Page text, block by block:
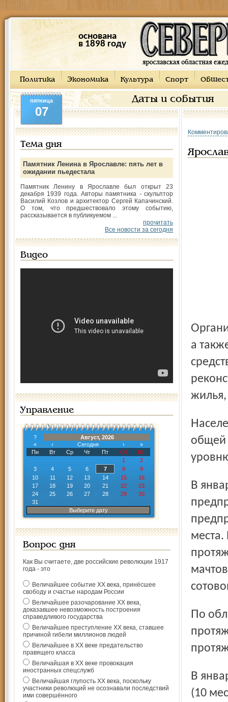
основана
в 1898 году
Политика Экономика Культура Спорт
Даты и события
пятница
07
Тема дня
Памятник Ленина в Ярославле: пять лет в
ожидании пьедестала
Памятник Ленину в Ярославле был открыт 23
декабря 1939 года. Авторы памятника - скульптор
Василий Козлов и архитектор Сергей Капачинский.
О том, что предшествовало этому событию,
рассказывается в публикуемом ...
прочитать
Все новости за сегодня
Видео
Управление
?
Август, 2026
«
‹ Сегодня ›
»
Пн
Вт Ср Чт Пт Сб
Вс
1
2
3
4 5 6 7 8
9
10
11 12 13 14 15
16
17
18 19 20 21 22
23
24
25 26 27 28 29
30
31
Выберите дату
Вопрос дня
Как Вы считаете, две российские революции 1917
года - это
Величайшее событие ХХ века, принёсшее
свободу и счастье народам России
Величайшее разочарование ХХ века,
доказавшее невозможность построения
справедливого государства
Величайшее преступление ХХ века, ставшее
причиной гибели миллионов людей
Величайшее в ХХ веке предательство
правящего класса
Величайшая в ХХ веке провокация
иностранных спецслужб
Величайшая глупость ХХ века, поскольку
участники революций не осознавали последствий
ими совершённого
Организациями за счёт всех источников финансирования,
а
жилья,
Населением построено 305 жилых домов (312 квартир)
общей
В январе – июне 2010 г. введены в эксплуатацию
По области в целом введены в эксплуатацию газовые сети
В январе – июне 2010 г. построены гостиницы в г. Ростове
(10